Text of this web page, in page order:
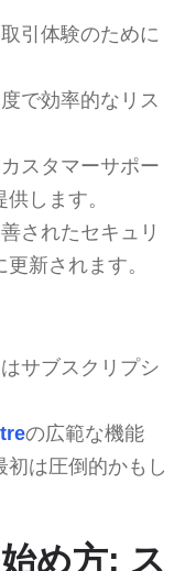
引体験のために
で効率的なリス
スタマーサポー
します。
されたセキュリ
新されます。
サブスクリプシ
の広範な機能
は圧倒的かもし
め方: ス